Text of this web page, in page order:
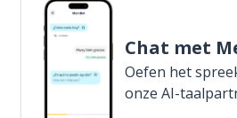
Chat met
Oefen het
onze AI-